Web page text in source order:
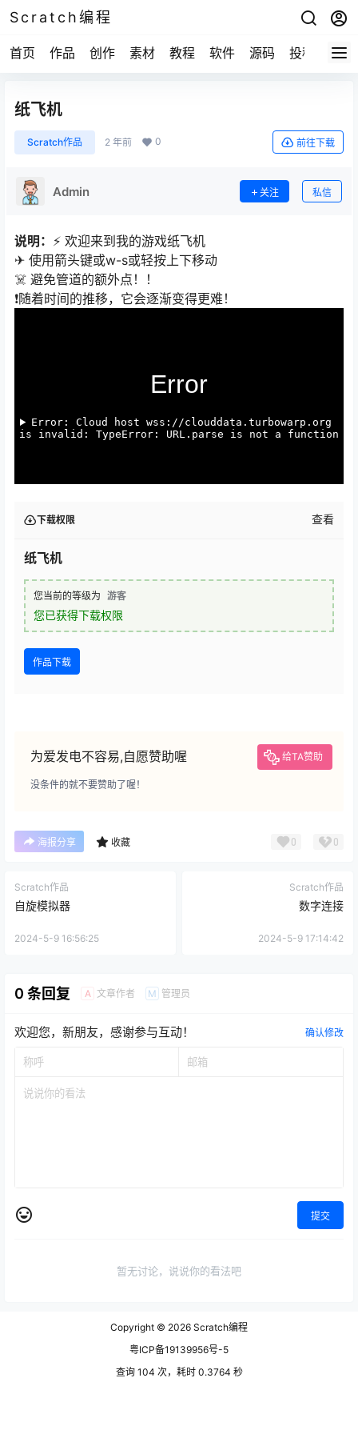
Scratch编程
首页 作品 创作 素材 教程 软件 源码 投稿 关于
纸飞机
Scratch作品 2 年前 0 前往下载
Admin 关注 私信
说明： ⚡️ 欢迎来到我的游戏纸飞机
✈ 使用箭头键或w-s或轻按上下移动
☠️ 避免管道的额外点！！
❗️随着时间的推移，它会逐渐变得更难！
下载权限 查看
纸飞机
您当前的等级为 游客
您已获得下载权限
作品下载
为爱发电不容易,自愿赞助喔 给TA赞助
没条件的就不要赞助了喔！
海报分享 收藏 0 0
Scratch作品
自旋模拟器
2024-5-9 16:56:25
Scratch作品
数字连接
2024-5-9 17:14:42
0 条回复 A 文章作者 M 管理员
欢迎您，新朋友，感谢参与互动！ 确认修改
提交
暂无讨论，说说你的看法吧
Copyright © 2026 Scratch编程
粤ICP备19139956号-5
查询 104 次，耗时 0.3764 秒